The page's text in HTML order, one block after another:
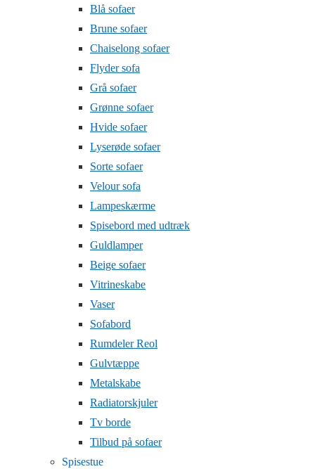
Blå sofaer
Brune sofaer
Chaiselong sofaer
Flyder sofa
Grå sofaer
Grønne sofaer
Hvide sofaer
Lyserøde sofaer
Sorte sofaer
Velour sofa
Lampeskærme
Spisebord med udtræk
Guldlamper
Beige sofaer
Vitrineskabe
Vaser
Sofabord
Rumdeler Reol
Gulvtæppe
Metalskabe
Radiatorskjuler
Tv borde
Tilbud på sofaer
Spisestue